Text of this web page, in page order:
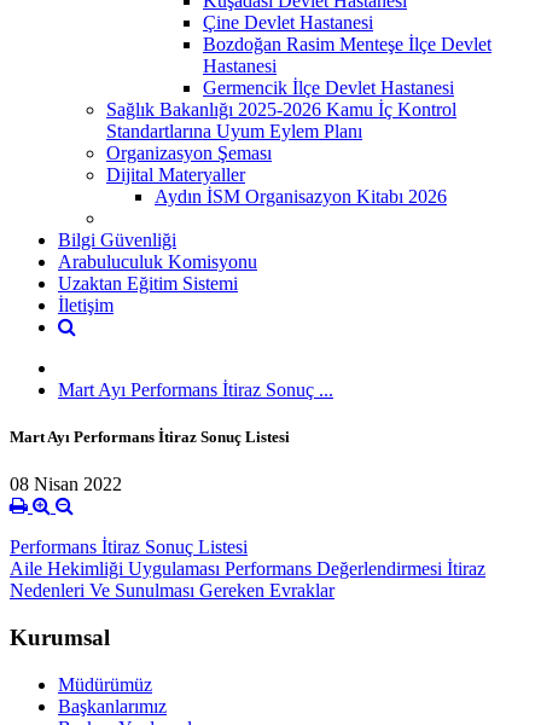
Çine Devlet Hastanesi
Bozdoğan Rasim Menteşe İlçe Devlet
Hastanesi
Germencik İlçe Devlet Hastanesi
Sağlık Bakanlığı 2025-2026 Kamu İç Kontrol
Standartlarına Uyum Eylem Planı
Organizasyon Şeması
Dijital Materyaller
Aydın İSM Organisazyon Kitabı 2026
Bilgi Güvenliği
Arabuluculuk Komisyonu
Uzaktan Eğitim Sistemi
İletişim
Mart Ayı Performans İtiraz Sonuç ...
Mart Ayı Performans İtiraz Sonuç Listesi
08 Nisan 2022
Performans İtiraz Sonuç Listesi
Aile Hekimliği Uygulaması Performans Değerlendirmesi İtiraz
Nedenleri Ve Sunulması Gereken Evraklar
Kurumsal
Müdürümüz
Başkanlarımız